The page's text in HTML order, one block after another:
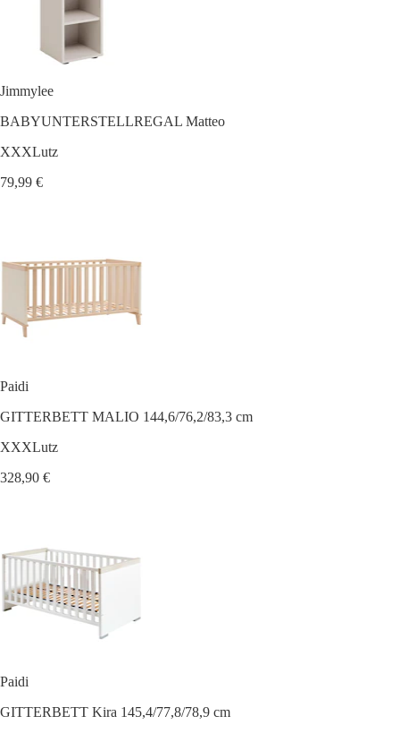
Jimmylee
BABYUNTERSTELLREGAL Matteo
XXXLutz
79,99 €
Paidi
GITTERBETT MALIO 144,6/76,2/83,3 cm
XXXLutz
328,90 €
Paidi
GITTERBETT Kira 145,4/77,8/78,9 cm